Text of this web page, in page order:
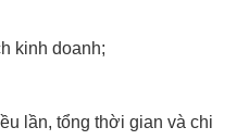
kinh doanh;
lần, tổng thời gian và chi